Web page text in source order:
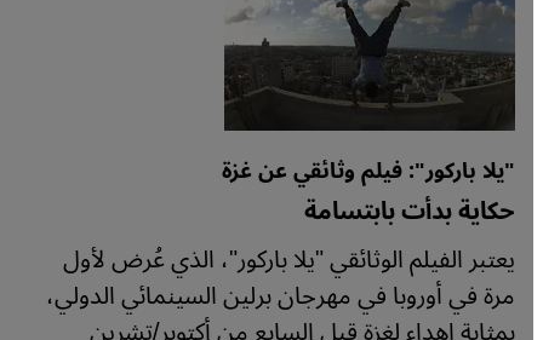
"يلا باركور": فيلم وثائقي عن غزة
حكاية بدأت بابتسامة
يعتبر الفيلم الوثائقي "يلا باركور"، الذي عُرض لأول
مرة في أوروبا في مهرجان برلين السينمائي الدولي،